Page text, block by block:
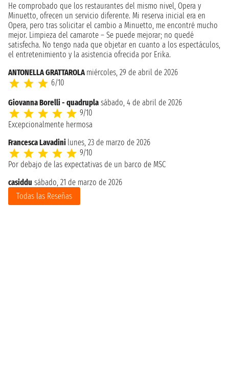
He comprobado que los restaurantes del mismo nivel, Opera y
Minuetto, ofrecen un servicio diferente. Mi reserva inicial era en
Opera, pero tras solicitar el cambio a Minuetto, me encontré mucho
mejor. Limpieza del camarote – Se puede mejorar; no quedé
satisfecha. No tengo nada que objetar en cuanto a los espectáculos,
el entretenimiento y la asistencia ofrecida por Erika.
ANTONELLA GRATTAROLAmiércoles, 29 de abril de 2026
6/10
Giovanna Borelli - quadrupla sábado, 4 de abril de 2026
9/10
Excepcionalmente hermosa
Francesca Lavadini lunes, 23 de marzo de 2026
9/10
Por debajo de las expectativas de un barco de MSC
casiddu sábado, 21 de marzo de 2026
Todas las Reseñas